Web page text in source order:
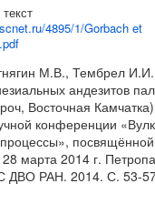
4895/1/Gorbach et
М.В., Тембрел
андезитов
Восточная
конференции
марта 2014 г.
ДВО РАН. 2014. С. 53-